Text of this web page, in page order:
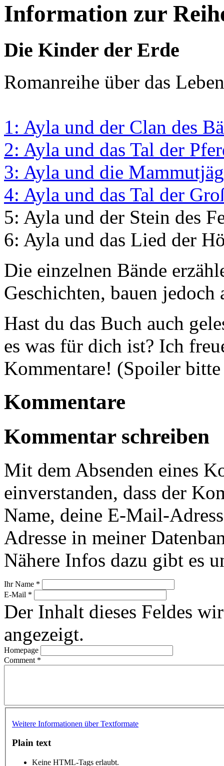
Information zur
Die Kinder der Erde
Romanreihe über das
1: Ayla und der Clan des
2: Ayla und das Tal der
3: Ayla und die
4: Ayla und das Tal der
5: Ayla und der Stein des
6: Ayla und das Lied der
Die einzelnen Bände
Geschichten, bauen jedoch
Hast du das Buch auch
es was für dich ist? Ich
Kommentare! (Spoiler
Kommentare
Kommentar schreiben
Mit dem Absenden eines
einverstanden, dass der
Name, deine E-Mail-
Adresse in meiner
Nähere Infos dazu gibt es
Ihr Name *
E-Mail *
Der Inhalt dieses Feldes
angezeigt.
Homepage
Comment *
Weitere Informationen über Textformate
Plain text
Keine HTML-Tags erlaubt.